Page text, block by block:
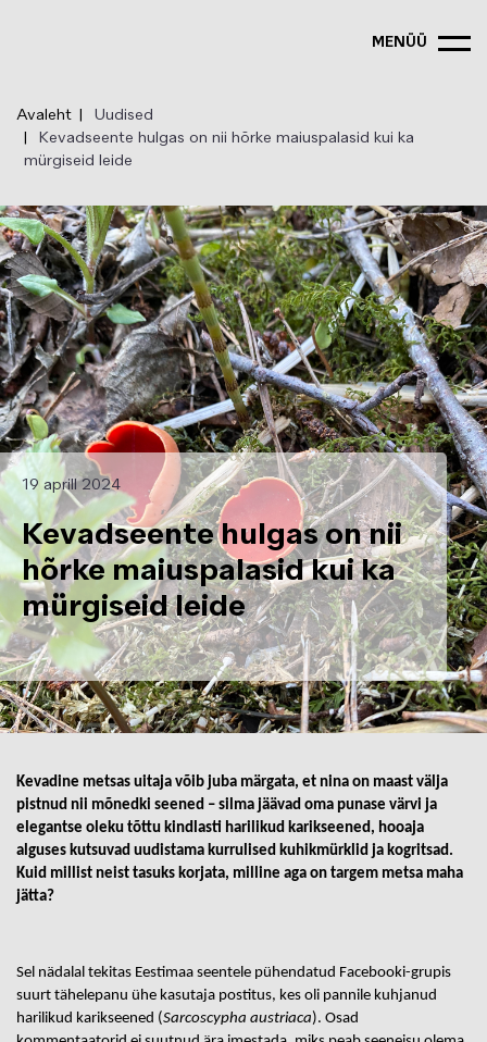
MENÜÜ
Avaleht
Uudised
Kevadseente hulgas on nii hõrke maiuspalasid kui ka
mürgiseid leide
19 aprill 2024
Kevadseente hulgas on nii
hõrke maiuspalasid kui ka
mürgiseid leide
Kevadine metsas uitaja võib juba märgata, et nina on maast välja
pistnud nii mõnedki seened – silma jäävad oma punase värvi ja
elegantse oleku tõttu kindlasti harilikud karikseened, hooaja
alguses kutsuvad uudistama kurrulised kuhikmürklid ja kogritsad.
Kuid millist neist tasuks korjata, milline aga on targem metsa maha
jätta?
Sel nädalal tekitas Eestimaa seentele pühendatud Facebooki-grupis
suurt tähelepanu ühe kasutaja postitus, kes oli pannile kuhjanud
harilikud karikseened (Sarcoscypha austriaca). Osad